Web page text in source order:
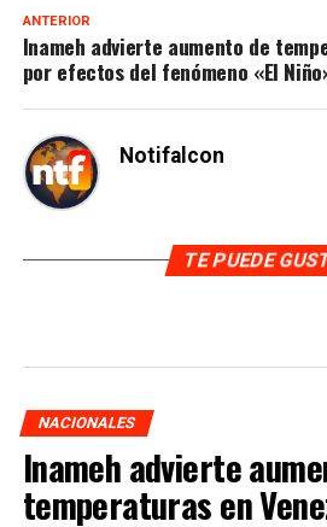
ANTERIOR
Inameh advierte aumento de
por efectos del fenómeno «El
Notifalcon
TE PUEDE
NACIONALES
Inameh advierte
temperaturas en